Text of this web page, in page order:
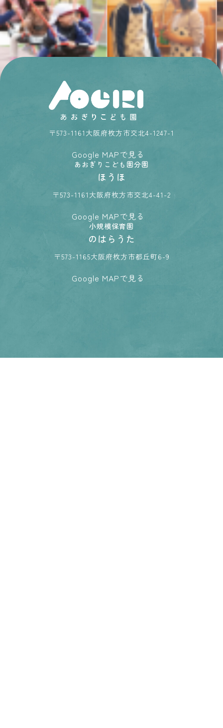
573-1161 大阪府枚方市交北4-1247-1
Google MAPで見る
あおぎりこども園分園
ほうほ
573-1161 大阪府枚方市交北4-41-2
Google MAPで見る
小規模保育園
のはらうた
573-1165大阪府枚方市都丘町6-9
Google MAPで見る